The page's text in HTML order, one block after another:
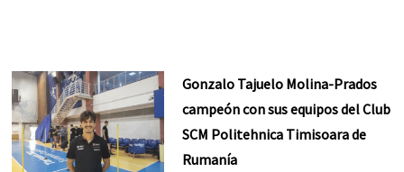
Gonzalo Tajuelo Molina-Prados
campeón con sus equipos del Club
SCM Politehnica Timisoara de
Rumanía